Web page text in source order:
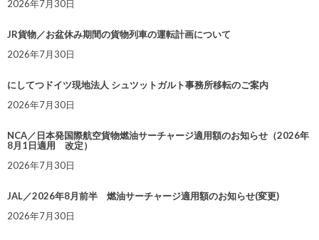
2026年7月30日
JR貨物／お盆休み期間の貨物列車の運転計画について
2026年7月30日
にしてつドイツ現地法人 シュツットガルト事務所移転のご案内
2026年7月30日
NCA／日本発国際航空貨物燃油サーチャージ適用額のお知らせ（2026年
8月1日適用 改定）
2026年7月30日
JAL／2026年8月前半 燃油サーチャージ適用額のお知らせ(変更)
2026年7月30日